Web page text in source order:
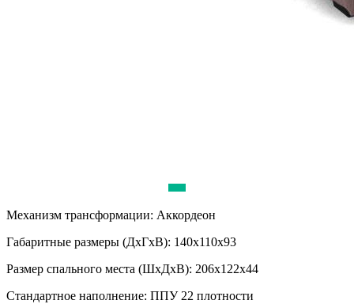
Механизм трансформации: Аккордеон
Габаритные размеры (ДхГхВ): 140х110х93
Размер спального места (ШхДхВ): 206х122х44
Стандартное наполнение: ППУ 22 плотности